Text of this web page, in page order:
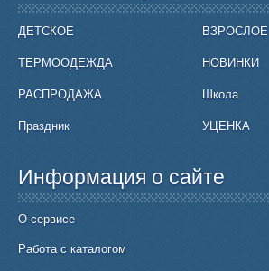
ДЕТСКОЕ ВЗРОСЛОЕ
ТЕРМООДЕЖДА НОВИНКИ
РАСПРОДАЖА Школа
Праздник УЦЕНКА
Информация о сайте
О сервисе
Работа с каталогом